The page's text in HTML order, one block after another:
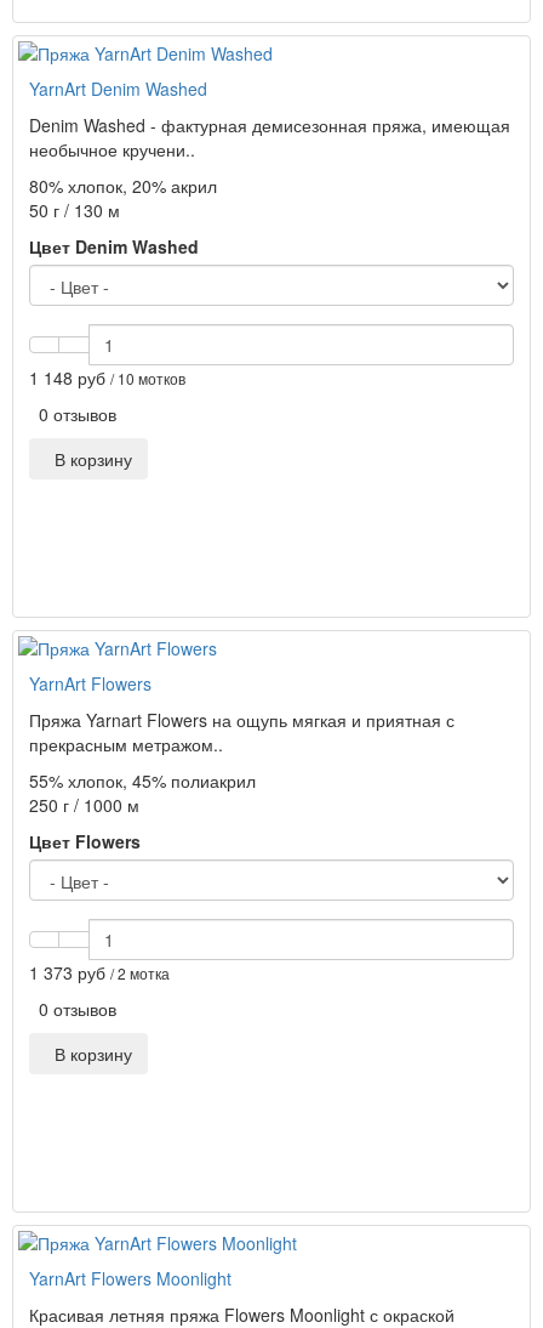
YarnArt Denim Washed
Denim Washed - фактурная демисезонная пряжа, имеющая
необычное кручени..
80% хлопок, 20% акрил
50 г / 130 м
Цвет Denim Washed
1 148 руб / 10 мотков
0 отзывов
В корзину
YarnArt Flowers
Пряжа Yarnart Flowers на ощупь мягкая и приятная с
прекрасным метражом..
55% хлопок, 45% полиакрил
250 г / 1000 м
Цвет Flowers
1 373 руб / 2 мотка
0 отзывов
В корзину
YarnArt Flowers Moonlight
Красивая летняя пряжа Flowers Moonlight с окраской